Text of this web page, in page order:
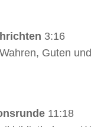
3:16
Guten
11:18